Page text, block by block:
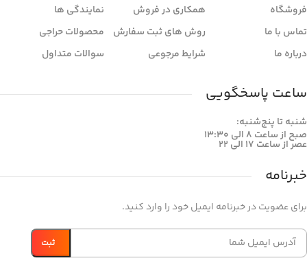
فروشگاه
تماس با ما
درباره ما
همکاری در فروش
روش های ثبت سفارش
شرایط مرجوعی
نمایندگی ها
محصولات حراجی
سوالات متداول
ساعت پاسخگویی
شنبه تا پنج‌شنبه:
صبح از ساعت 8 الی 13:30
عصر از ساعت 17 الی 22
خبرنامه
برای عضویت در خبرنامه ایمیل خود را وارد کنید.